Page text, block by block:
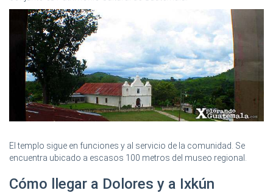
El templo sigue en funciones y al servicio de la comunidad. Se
encuentra ubicado a escasos 100 metros del museo regional.
Cómo llegar a Dolores y a Ixkún